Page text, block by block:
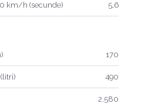
km/h (secunde) 5,6
170
490
2.580